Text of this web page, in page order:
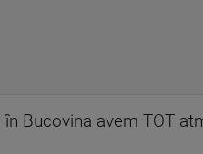
Bucovina avem TOT